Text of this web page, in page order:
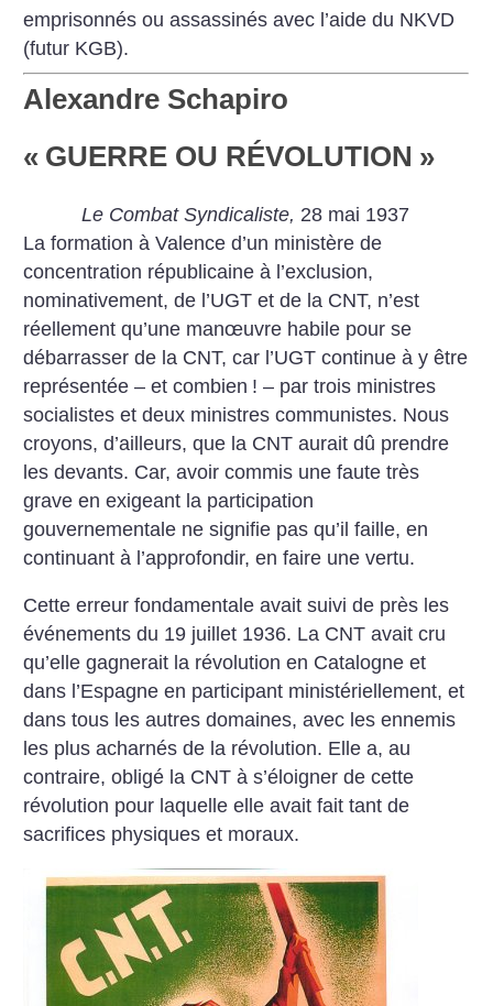
emprisonnés ou assassinés avec l’aide du NKVD
(futur KGB).
Alexandre Schapiro
« GUERRE OU RÉVOLUTION »
Le Combat Syndicaliste, 28 mai 1937
La formation à Valence d’un ministère de
concentration républicaine à l’exclusion,
nominativement, de l’UGT et de la CNT, n’est
réellement qu’une manœuvre habile pour se
débarrasser de la CNT, car l’UGT continue à y être
représentée – et combien ! – par trois ministres
socialistes et deux ministres communistes. Nous
croyons, d’ailleurs, que la CNT aurait dû prendre
les devants. Car, avoir commis une faute très
grave en exigeant la participation
gouvernementale ne signifie pas qu’il faille, en
continuant à l’approfondir, en faire une vertu.
Cette erreur fondamentale avait suivi de près les
événements du 19 juillet 1936. La CNT avait cru
qu’elle gagnerait la révolution en Catalogne et
dans l’Espagne en participant ministériellement, et
dans tous les autres domaines, avec les ennemis
les plus acharnés de la révolution. Elle a, au
contraire, obligé la CNT à s’éloigner de cette
révolution pour laquelle elle avait fait tant de
sacrifices physiques et moraux.